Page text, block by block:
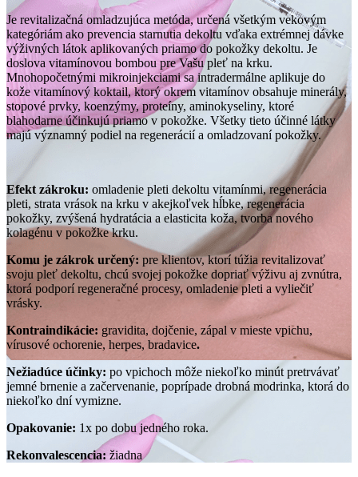
Je revitalizačná omladzujúca metóda, určená všetkým vekovým
kategóriám ako prevencia starnutia dekoltu vďaka extrémnej dávke
výživných látok aplikovaných priamo do pokožky dekoltu. Je
doslova vitamínovou bombou pre Vašu pleť na krku.
Mnohopočetnými mikroinjekciami sa intradermálne aplikuje do
kože vitamínový koktail, ktorý okrem vitamínov obsahuje minerály,
stopové prvky, koenzýmy, proteíny, aminokyseliny, ktoré
blahodarne účinkujú priamo v pokožke. Všetky tieto účinné látky
majú významný podiel na regenerácií a omladzovaní pokožky.
Efekt zákroku: omladenie pleti dekoltu vitamínmi, regenerácia
pleti, strata vrások na krku v akejkoľvek hĺbke, regenerácia
pokožky, zvýšená hydratácia a elasticita koža, tvorba nového
kolagénu v pokožke krku.
Komu je zákrok určený: pre klientov, ktorí túžia revitalizovať
svoju pleť dekoltu, chcú svojej pokožke dopriať výživu aj zvnútra,
ktorá podporí regeneračné procesy, omladenie pleti a vyliečiť
vrásky.
Kontraindikácie: gravidita, dojčenie, zápal v mieste vpichu,
vírusové ochorenie, herpes, bradavice.
Nežiadúce účinky: po vpichoch môže niekoľko minút pretrvávať
jemné brnenie a začervenanie, poprípade drobná modrinka, ktorá do
niekoľko dní vymizne.
Opakovanie: 1x po dobu jedného roka.
Rekonvalescencia: žiadna